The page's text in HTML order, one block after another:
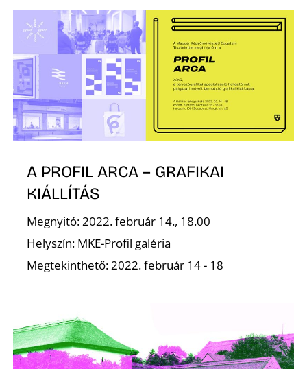
A PROFIL ARCA – GRAFIKAI
KIÁLLÍTÁS
Megnyitó: 2022. február 14., 18.00
Helyszín: MKE-Profil galéria
Megtekinthető: 2022. február 14 - 18